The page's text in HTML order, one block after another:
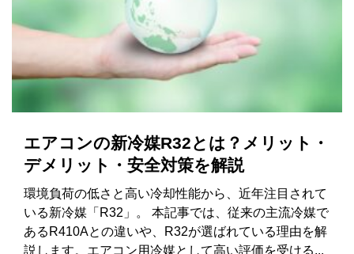
エアコンの新冷媒R32とは？メリット・
デメリット・安全対策を解説
環境負荷の低さと高い冷却性能から、近年注目されて
いる新冷媒「R32」。 本記事では、従来の主流冷媒で
あるR410Aとの違いや、R32が選ばれている理由を解
説します。エアコン用冷媒として高い評価を受ける...